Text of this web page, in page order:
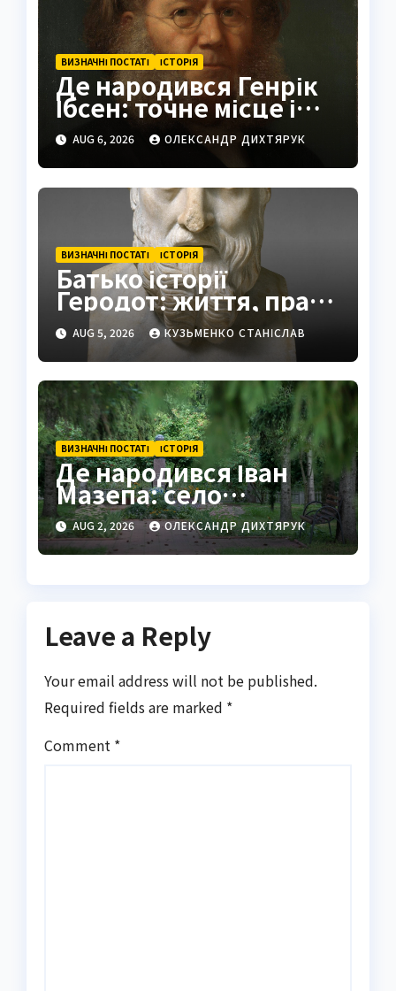
ВИЗНАЧНІ ПОСТАТІ ІСТОРІЯ
Де народився Генрік
Ібсен: точне місце і
історія
AUG 6, 2026 ОЛЕКСАНДР ДИХТЯРУК
ВИЗНАЧНІ ПОСТАТІ ІСТОРІЯ
Батько історії
Геродот: життя, праці
та спадщина
AUG 5, 2026 КУЗЬМЕНКО СТАНІСЛАВ
ВИЗНАЧНІ ПОСТАТІ ІСТОРІЯ
Де народився Іван
Мазепа: село
Мазепинці та корені
легендарного
гетьмана
AUG 2, 2026 ОЛЕКСАНДР ДИХТЯРУК
Leave a Reply
Your email address will not be published.
Required fields are marked *
Comment *